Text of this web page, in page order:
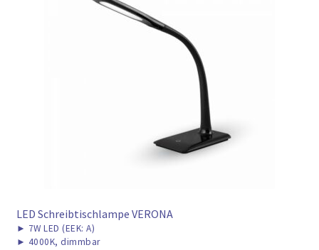
LED Schreibtischlampe VERONA
► 7W LED (EEK: A)
► 4000K, dimmbar